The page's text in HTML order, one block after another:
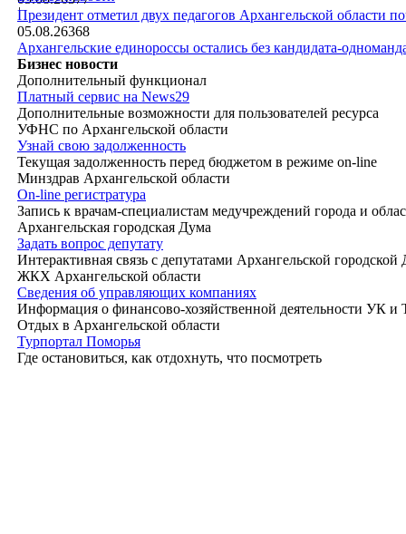
|
Президент отметил двух педагогов Архангельской области
05.08.26368
Архангельские единороссы остались без кандидата-
Бизнес новости
Дополнительный функционал
Платный сервис на News29
Дополнительные возможности для пользователей ресурса
УФНС по Архангельской области
Узнай свою задолженность
Текущая задолженность перед бюджетом в режиме on-line
Минздрав Архангельской области
On-line регистратура
Запись к врачам-специалистам медучреждений города и
Архангельская городская Дума
Задать вопрос депутату
Интерактивная связь с депутатами Архангельской
ЖКХ Архангельской области
Сведения об управляющих компаниях
Информация о финансово-хозяйственной деятельности УК
Отдых в Архангельской области
Турпортал Поморья
Где остановиться, как отдохнуть, что посмотреть